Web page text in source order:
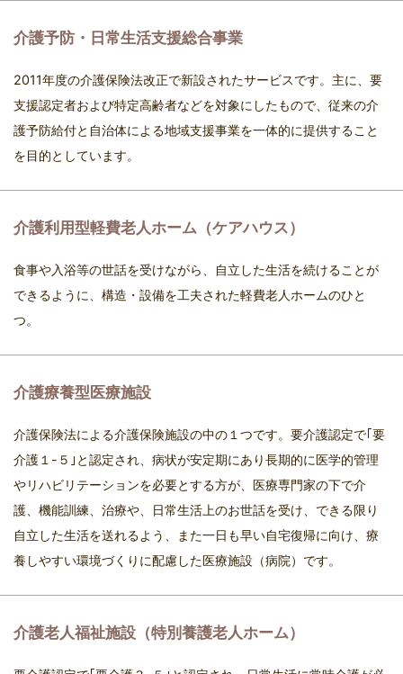
介護予防・日常生活支援総合事業
2011年度の介護保険法改正で新設されたサービスです。主に、要
支援認定者および特定高齢者などを対象にしたもので、従来の介
護予防給付と自治体による地域支援事業を一体的に提供すること
を目的としています。
介護利用型軽費老人ホーム（ケアハウス）
食事や入浴等の世話を受けながら、自立した生活を続けることが
できるように、構造・設備を工夫された軽費老人ホームのひと
つ。
介護療養型医療施設
介護保険法による介護保険施設の中の１つです。要介護認定で｢要
介護１-５｣と認定され、病状が安定期にあり長期的に医学的管理
やリハビリテーションを必要とする方が、医療専門家の下で介
護、機能訓練、治療や、日常生活上のお世話を受け、できる限り
自立した生活を送れるよう、また一日も早い自宅復帰に向け、療
養しやすい環境づくりに配慮した医療施設（病院）です。
介護老人福祉施設（特別養護老人ホーム）